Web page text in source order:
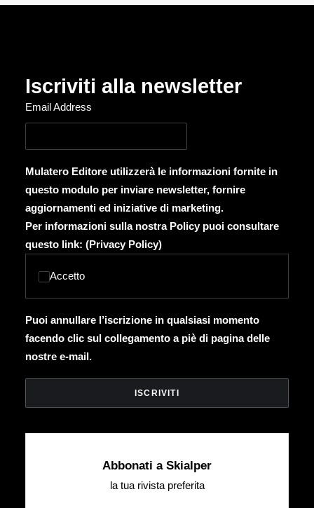
Iscriviti alla newsletter
Email Address
Mulatero Editore utilizzerà le informazioni fornite in
questo modulo per inviare newsletter, fornire
aggiornamenti ed iniziative di marketing.
Per informazioni sulla nostra Policy puoi consultare
questo link: (Privacy Policy)
Accetto
Puoi annullare l’iscrizione in qualsiasi momento
facendo clic sul collegamento a piè di pagina delle
nostre e-mail.
Abbonati a Skialper
la tua rivista preferita